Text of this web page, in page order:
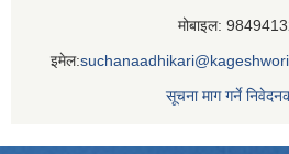
मोबाइल:
इमेल:
सूचना माग गर्ने